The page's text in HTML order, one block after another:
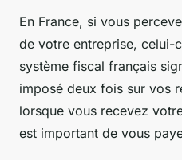
En France, si vous
de votre entreprise, celui-
système fiscal français
imposé deux fois sur vos
lorsque vous recevez
est important de vous